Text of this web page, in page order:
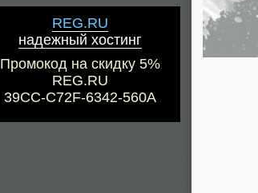
REG.RU
надежный хостинг
Промокод на скидку 5%
REG.RU
39CC-C72F-6342-560A